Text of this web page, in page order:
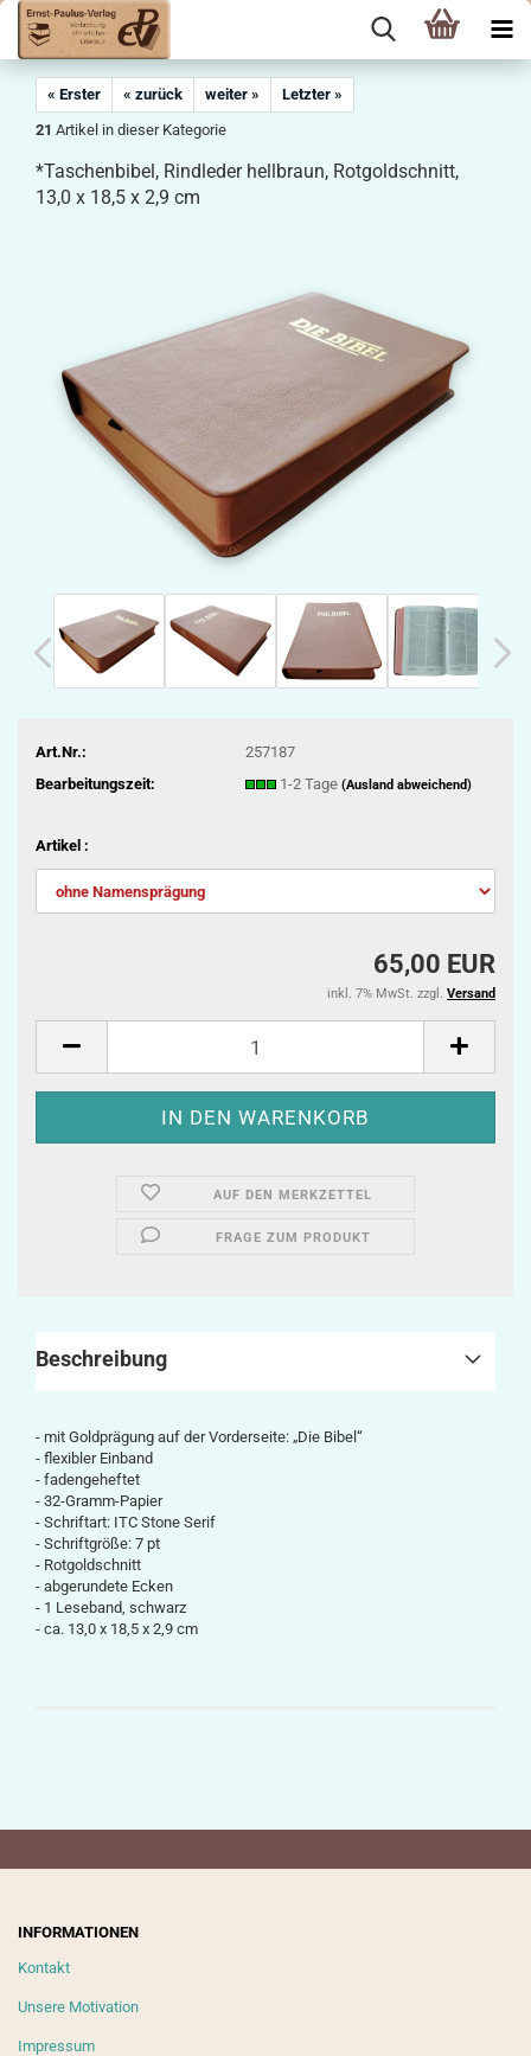
« Erster « zurück weiter »
Letzter »
21 Artikel in dieser Kategorie
*Taschenbibel, Rindleder hellbraun, Rotgoldschnitt,
13,0 x 18,5 x 2,9 cm
Art.Nr.:
257187
Bearbeitungszeit:
1-2 Tage (Ausland abweichend)
Artikel :
65,00 EUR
inkl. 7% MwSt. zzgl. Versand
AUF DEN MERKZETTEL
FRAGE ZUM PRODUKT
Beschreibung
- mit Goldprägung auf der Vorderseite: „Die Bibel“
- flexibler Einband
- fadengeheftet
- 32-Gramm-Papier
- Schriftart: ITC Stone Serif
- Schriftgröße: 7 pt
- Rotgoldschnitt
- abgerundete Ecken
- 1 Leseband, schwarz
- ca. 13,0 x 18,5 x 2,9 cm
INFORMATIONEN
Kontakt
Unsere Motivation
Impressum